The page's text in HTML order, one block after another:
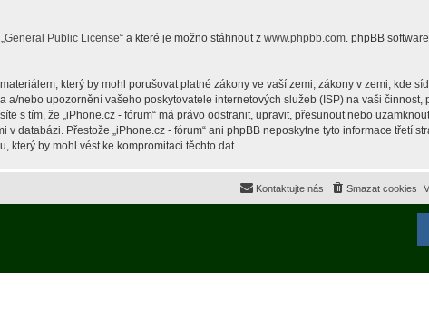
General Public License“ a které je možno stáhnout z www.phpbb.com. phpBB
který by mohl porušovat platné zákony ve vaší zemi, zákony v zemi, kde
nebo upozornění vašeho poskytovatele internetových služeb (ISP) na vaši činnost,
s tím, že „iPhone.cz - fórum“ má právo odstranit, upravit, přesunout nebo
databázi. Přestože „iPhone.cz - fórum“ ani phpBB neposkytne tyto informace třetí
který by mohl vést ke kompromitaci těchto dat.
Smazat cookies
Kontaktujte nás